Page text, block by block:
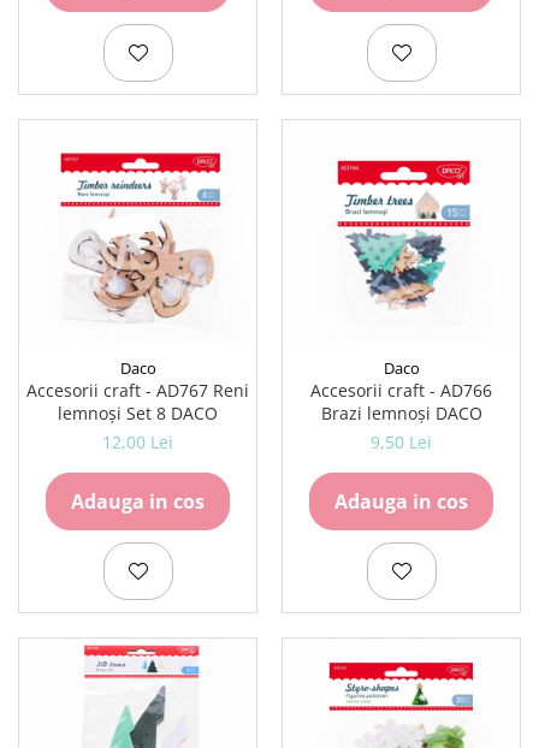
Daco
Accesorii craft - AD767 Reni
lemnoși Set 8 DACO
12,00 Lei
Adauga in cos
Daco
Accesorii craft - AD766
Brazi lemnoși DACO
9,50 Lei
Adauga in cos